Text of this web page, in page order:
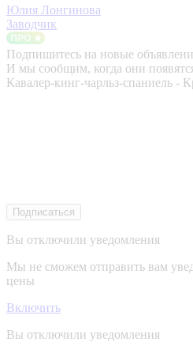
Юлия Лонгинова
Заводчик
Подпишитесь на новые
И мы сообщим, когда они
Кавалер-кинг-чарльз-спаниель -
Подписаться
Вы отключили уведомления
Мы не сможем отправить вам
цены
Включить
Вы отключили уведомления